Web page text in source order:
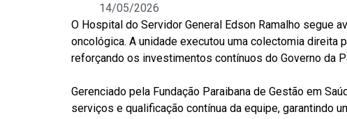
14/05/2026
O Hospital do Servidor General Edson Ramalho segue
oncológica. A unidade executou uma colectomia
reforçando os investimentos contínuos do Governo da
Gerenciado pela Fundação Paraibana de Gestão em
serviços e qualificação contínua da equipe, garantindo